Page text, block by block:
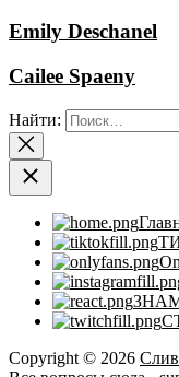
Emily Deschanel
Cailee Spaeny
Найти:
Copyright © 2026 Слив